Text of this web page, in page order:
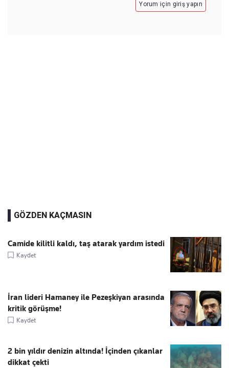
Yorum için giriş yapın
GÖZDEN KAÇMASIN
Camide kilitli kaldı, taş atarak yardım istedi
Kaydet
İran lideri Hamaney ile Pezeşkiyan arasında
kritik görüşme!
Kaydet
2 bin yıldır denizin altında! İçinden çıkanlar
dikkat çekti